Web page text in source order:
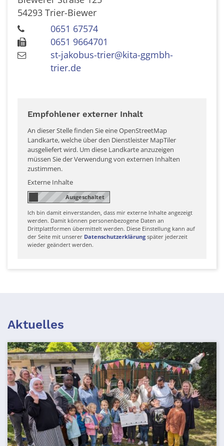
54293 Trier-Biewer
0651 67574
0651 9664701
st-jakobus-trier@kita-ggmbh-
trier.de
Empfohlener externer Inhalt
An dieser Stelle finden Sie eine OpenStreetMap
Landkarte, welche über den Dienstleister MapTiler
ausgeliefert wird. Um diese Landkarte anzuzeigen
müssen Sie der Verwendung von externen Inhalten
zustimmen.
Externe Inhalte
Ich bin damit einverstanden, dass mir externe Inhalte angezeigt
werden. Damit können personenbezogene Daten an
Drittplattformen übermittelt werden. Diese Einstellung kann auf
der Seite mit unserer Datenschutzerklärung später jederzeit
wieder geändert werden.
Aktuelles